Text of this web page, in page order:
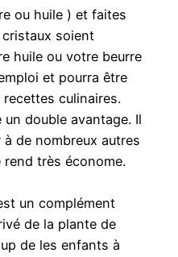
ou huile ) et faites
cristaux soient
huile ou votre beurre
et pourra être
culinaires.
un double avantage. Il
de nombreux autres
rend très économe.
un complément
de la plante de
de les enfants à